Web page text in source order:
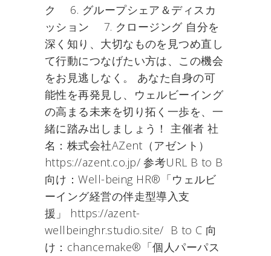
ク 6. グループシェア＆ディスカ
ッション 7. クロージング 自分を
深く知り、大切なものを見つめ直し
て行動につなげたい方は、この機会
をお見逃しなく。 あなた自身の可
能性を再発見し、ウェルビーイング
の高まる未来を切り拓く一歩を、一
緒に踏み出しましょう！ 主催者 社
名：株式会社AZent（アゼント）
https://azent.co.jp/ 参考URL B to B
向け：Well-being HR®「ウェルビ
ーイング経営の伴走型導入支
援」 https://azent-
wellbeinghr.studio.site/ B to C 向
け：chancemake®「個人パーパス